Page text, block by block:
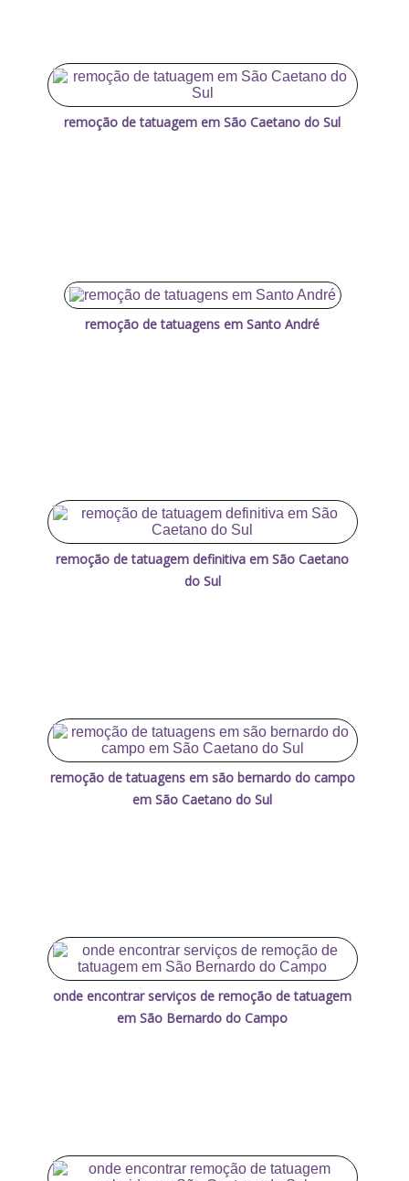
remoção de tatuagem em São Caetano do Sul
remoção de tatuagens em Santo André
remoção de tatuagem definitiva em São Caetano
do Sul
remoção de tatuagens em são bernardo do campo
em São Caetano do Sul
onde encontrar serviços de remoção de tatuagem
em São Bernardo do Campo